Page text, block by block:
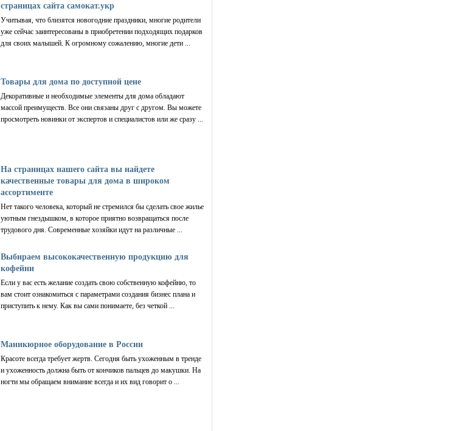
страницах сайта самокат.укр
Учитывая, что близятся новогодние праздники, многие родители
уже сейчас заинтересованы в приобретении подходящих подарков
для своих малышей. К огромному сожалению, многие дети ...
Товары для дома по доступной цене
Декоративные и необходимые элементы для дома обладают
массой преимуществ. Все они связаны друг с другом. Вы можете
просмотреть новинки от экспертов и специалистов или же сразу ...
На страницах нашего сайта вы найдете
качественные товары для дома в широком
ассортименте
Нет такого человека, который не стремился бы сделать свое жилье
уютным гнездышком, в которое приятно возвращаться после
трудового дня. Современные хозяйки идут на различные ...
Выбираем высококачественную продукцию для
кофейни
Если у вас есть желание создать свою собственную кофейню, то
вам стоит ознакомиться с параметрами создания бизнес плана и
приступить к нему. Как вы сами понимаете, без четкой ...
Маникюрное оборудование в России
Красоте всегда требует жертв. Сегодня быть ухоженным в тренде
и ухоженность должна быть от кончиков пальцев до макушки. На
ногти мы обращаем внимание всегда и их вид говорит о ...